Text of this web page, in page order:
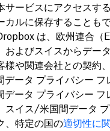
サービスにアクセスす
カルに保存することもで
は、欧州連合（
およびスイスからデー
や関連会社との契約、
データ プライバシー フ
ータ プライバシー フ
スイス/米国間データ
、特定の国の適切性に